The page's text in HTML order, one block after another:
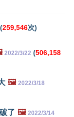
(259,546次)
2022/3/22 (506,158
🖼️ 2022/3/18
了 🖼️ 2022/3/14